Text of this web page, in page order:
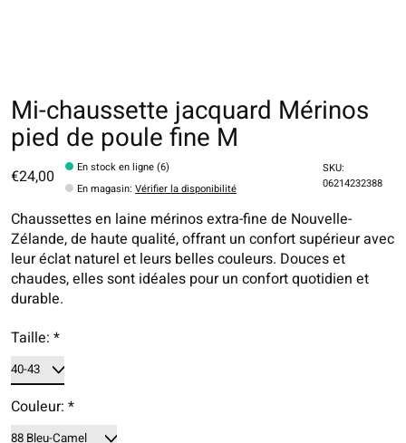
Mi-chaussette jacquard Mérinos
pied de poule fine M
€24,00
En stock en ligne (6)
En magasin:Vérifier la disponibilité
SKU:
06214232388
Chaussettes en laine mérinos extra-fine de Nouvelle-
Zélande, de haute qualité, offrant un confort supérieur avec
leur éclat naturel et leurs belles couleurs. Douces et
chaudes, elles sont idéales pour un confort quotidien et
durable.
Taille: *
Couleur: *